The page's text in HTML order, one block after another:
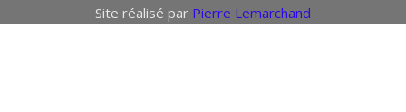
Site réalisé par Pierre Lemarchand